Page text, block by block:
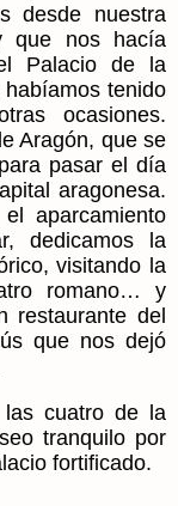
desde nuestra
que nos hacía
Palacio de la
tenido
ocasiones.
Aragón, que se
pasar el día
aragonesa.
aparcamiento
dedicamos la
visitando la
romano… y
restaurante del
que nos dejó
cuatro de la
tranquilo por
fortificado.